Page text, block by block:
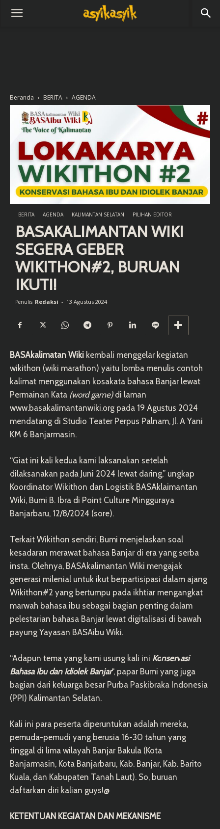
Beranda BERITA AGENDA
BERITA AGENDA KALIMANTAN SELATAN PILIHAN EDITOR
BASAKALIMANTAN WIKI
SEGERA GEBER
WIKITHON#2, BURUAN
IKUTI!
Penulis Redaksi - 13 Agustus 2024
BASAkalimatan Wiki kembali menggelar kegiatan
wikithon (wiki marathon) yaitu lomba menulis contoh
kalimat menggunakan kosakata bahasa Banjar lewat
Permainan Kata (word game) di laman
www.basakalimantanwiki.org pada 19 Agustus 2024
mendatang di Studio Teater Perpus Palnam, Jl. A Yani
KM 6 Banjarmasin.
“Giat ini kali kedua kami laksanakan setelah
dilaksanakan pada Juni 2024 lewat daring,” ungkap
Koordinator Wikithon dan Logistik BASAklaimantan
Wiki, Bumi B. Ibra di Point Culture Mingguraya
Banjarbaru, 12/8/2024 (sore).
Terkait Wikithon sendiri, Bumi menjelaskan soal
kesadaran merawat bahasa Banjar di era yang serba
insta. Olehnya, BASAkalimantan Wiki mengajak
generasi milenial untuk ikut berpartisipasi dalam ajang
Wikithon#2 yang bertumpu pada ikhtiar mengangkat
marwah bahasa ibu sebagai bagian penting dalam
pelestarian bahasa Banjar lewat digitalisasi di bawah
payung Yayasan BASAibu Wiki.
“Adapun tema yang kami usung kali ini Konservasi
Bahasa Ibu dan Idiolek Banjar“, papar Bumi yang juga
bagian dari keluarga besar Purba Paskibraka Indonesia
(PPI) Kalimantan Selatan.
Kali ini para peserta diperuntukan adalah mereka,
pemuda-pemudi yang berusia 16-30 tahun yang
tinggal di lima wilayah Banjar Bakula (Kota
Banjarmasin, Kota Banjarbaru, Kab. Banjar, Kab. Barito
Kuala, dan Kabupaten Tanah Laut). So, buruan
daftarkan diri kalian guys!@
KETENTUAN KEGIATAN DAN MEKANISME